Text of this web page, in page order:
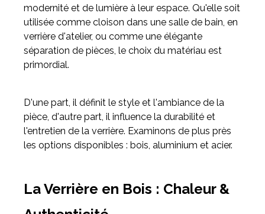
Inspirez-vous du catalogue
Personnalisez nos modèles pour créer le meuble qui vous
modernité et de lumière à leur espace. Qu'elle soit
utilisée comme cloison dans une salle de bain, en
verrière d'atelier, ou comme une élégante
séparation de pièces, le choix du matériau est
primordial.
D'une part, il définit le style et l'ambiance de la
pièce, d'autre part, il influence la durabilité et
l'entretien de la verrière. Examinons de plus près
les options disponibles : bois, aluminium et acier.
La Verrière en Bois : Chaleur &